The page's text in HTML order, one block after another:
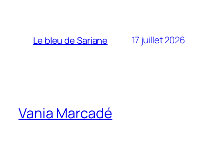
Le bleu de Sariane 17 juillet 2026
Vania Marcadé